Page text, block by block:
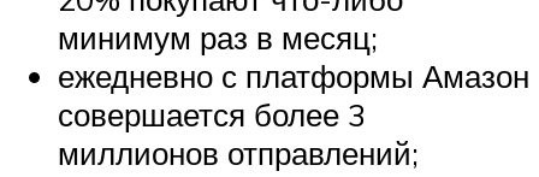
минимум раз в месяц;
ежедневно с платформы Амазон
совершается более 3
миллионов отправлений;